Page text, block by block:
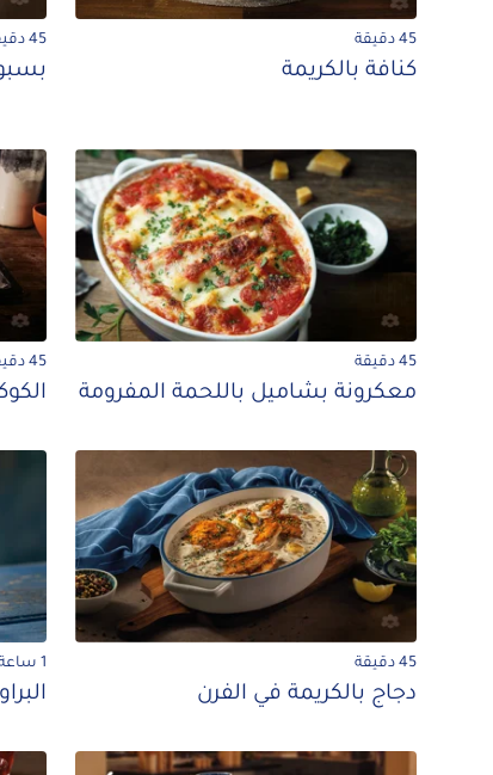
45 دقيقة
كنافة بالكريمة
45 دقيقة
45 دقيقة
معكرونة بشاميل باللحمة المفرومة
45 دقيقة
45 دقيقة
دجاج بالكريمة في الفرن
1 ساعة